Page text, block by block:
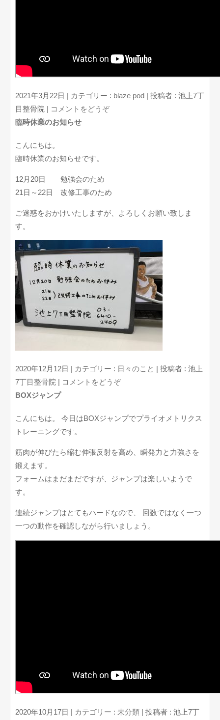
2021年3月22日 | カテゴリー : blaze pod | 投稿者 : 池上7丁
目整骨院 | コメントをどうぞ
臨時休業のお知らせ
こんにちは。
臨時休業のお知らせです。
12月20日 勉強会のため
21日～22日 改修工事のため
ご迷惑をおかけいたしますが、よろしくお願い致しま
す。
2020年12月12日 | カテゴリー : 日々のこと | 投稿者 : 池上
7丁目整骨院 | コメントをどうぞ
BOXジャンプ
こんにちは。 今日はBOXジャンプでプライオメトリクス
トレーニングです。
筋肉が伸びたら縮む伸張反射を高め、瞬発力と力強さを
鍛えます。
フォームはまだまだですが、ジャンプは楽しいようで
す。
連続ジャンプはとてもハードなので、 回数ではなく一つ
一つの動作を確認しながら行いましょう。
2020年10月17日 | カテゴリー : 未分類 | 投稿者 : 池上7丁